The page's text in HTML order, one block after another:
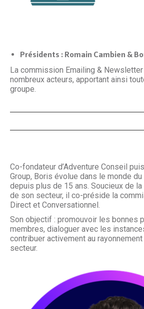
Présidents : Romain Cambien &
La commission Emailing &
nombreux acteurs, apportant ainsi
groupe.
Co-fondateur d’Adventure Conseil
Group, Boris évolue dans le monde
depuis plus de 15 ans. Soucieux de
de son secteur, il co-préside la
Direct et Conversationnel.
Son objectif : promouvoir les bonnes
membres, dialoguer avec les
contribuer activement au
secteur.